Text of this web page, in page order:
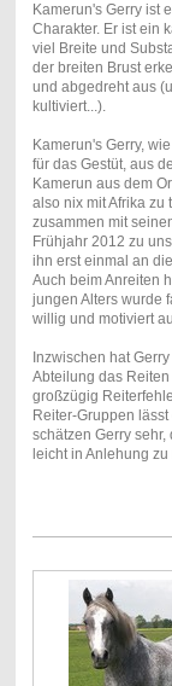
Kamerun's Gerry ist
Charakter. Er ist ein
viel Breite und
der breiten Brust
und abgedreht aus
kultiviert...).
Kamerun's Gerry,
für das Gestüt, aus
Kamerun aus dem
also nix mit Afrika zu
zusammen mit
Frühjahr 2012 zu
ihn erst einmal an
Auch beim Anreiten
jungen Alters wurde
willig und motiviert
Inzwischen hat
Abteilung das
großzügig
Reiter-Gruppen
schätzen Gerry
leicht in Anlehung